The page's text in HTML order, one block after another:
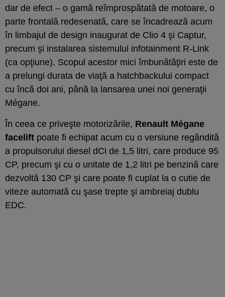
dar de efect – o gamă reîmprospătată de motoare, o
parte frontală redesenată, care se încadrează acum
în limbajul de design inaugurat de Clio 4 şi Captur,
precum şi instalarea sistemului infotainment R-Link
(ca opţiune). Scopul acestor mici îmbunătăţiri este de
a prelungi durata de viaţă a hatchbackului compact
cu încă doi ani, până la lansarea unei noi generaţii
Mégane.
În ceea ce priveşte motorizările, Renault Mégane
facelift poate fi echipat acum cu o versiune regândită
a propulsorului diesel dCi de 1,5 litri, care produce 95
CP, precum şi cu o unitate de 1,2 litri pe benzină care
dezvoltă 130 CP şi care poate fi cuplat la o cutie de
viteze automată cu şase trepte şi ambreiaj dublu
EDC.